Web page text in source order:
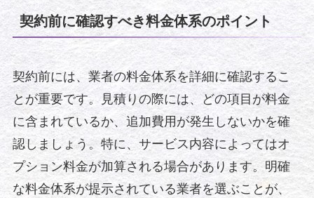
契約前に確認すべき料金体系のポイント
契約前には、業者の料金体系を詳細に確認するこ
とが重要です。見積りの際には、どの項目が料金
に含まれているか、追加費用が発生しないかを確
認しましょう。特に、サービス内容によってはオ
プション料金が加算される場合があります。明確
な料金体系が提示されている業者を選ぶことが、